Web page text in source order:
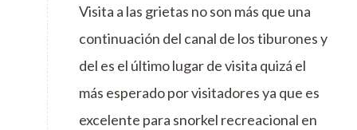
Visita a las grietas no son más que una
continuación del canal de los tiburones y
del es el último lugar de visita quizá el
más esperado por visitadores ya que es
excelente para snorkel recreacional en